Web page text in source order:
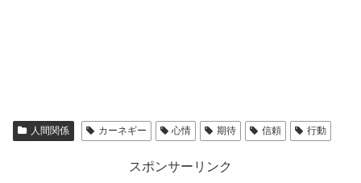
人間関係 カーネギー 心情 期待 信頼 行動
スポンサーリンク